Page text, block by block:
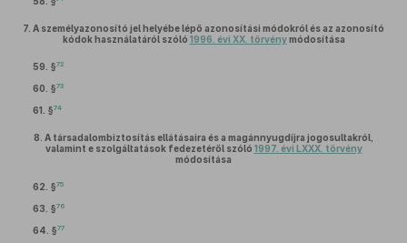
7. A személyazonosító jel helyébe lépő azonosítási módokról és az azonosító
kódok használatáról szóló 1996. évi XX. törvénymódosítása
59. §72
60. §73
61. §74
8. A társadalombiztosítás ellátásaira és a magánnyugdíjra jogosultakról,
valamint e szolgáltatások fedezetéről szóló 1997. évi LXXX. törvény
módosítása
62. §75
63. §76
64. §77